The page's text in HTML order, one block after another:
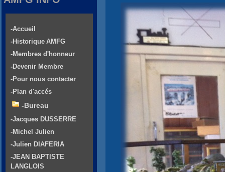
-Accueil
-Historique AMFG
-Membres d'honneur
-Devenir Membre
-Pour nous contacter
-Plan d'accés
-Bureau
-Jacques DUSSERRE
-Michel Julien
-Julien DIAFERIA
-JEAN BAPTISTE
LANGLOIS